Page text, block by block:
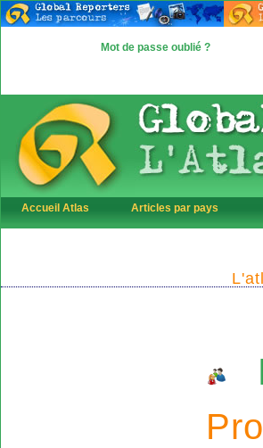
Mot de passe oublié ?
Accueil Atlas Articles par pays